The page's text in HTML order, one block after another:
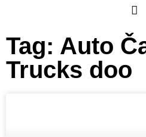
Tag: Auto
Trucks doo